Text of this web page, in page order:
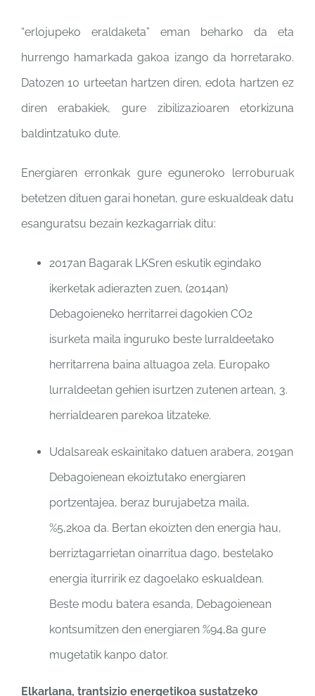
“erlojupeko eraldaketa” eman beharko da eta
hurrengo hamarkada gakoa izango da horretarako.
Datozen 10 urteetan hartzen diren, edota hartzen ez
diren erabakiek, gure zibilizazioaren etorkizuna
baldintzatuko dute.
Energiaren erronkak gure eguneroko lerroburuak
betetzen dituen garai honetan, gure eskualdeak datu
esanguratsu bezain kezkagarriak ditu:
2017an Bagarak LKSren eskutik egindako
ikerketak adierazten zuen, (2014an)
Debagoieneko herritarrei dagokien CO2
isurketa maila inguruko beste lurraldeetako
herritarrena baina altuagoa zela. Europako
lurraldeetan gehien isurtzen zutenen artean, 3.
herrialdearen parekoa litzateke.
Udalsareak eskainitako datuen arabera, 2019an
Debagoienean ekoiztutako energiaren
portzentajea, beraz burujabetza maila,
%5,2koa da. Bertan ekoizten den energia hau,
berriztagarrietan oinarritua dago, bestelako
energia iturririk ez dagoelako eskualdean.
Beste modu batera esanda, Debagoienean
kontsumitzen den energiaren %94,8a gure
mugetatik kanpo dator.
Elkarlana, trantsizio energetikoa sustatzeko